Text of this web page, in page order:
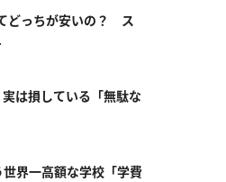
どっちが安いの？ ス
は損している「無駄な
界一高額な学校「学費